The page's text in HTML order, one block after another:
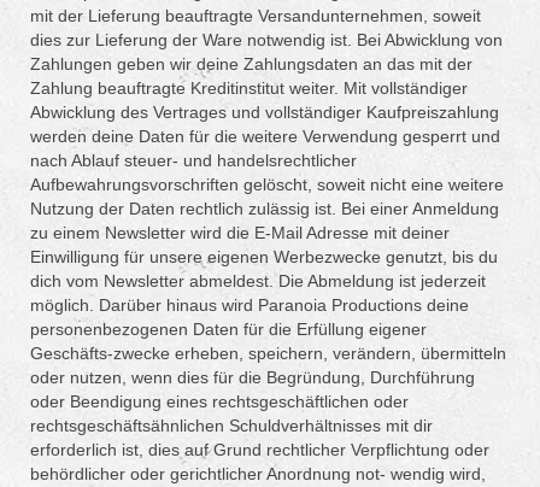
mit der Lieferung beauftragte Versandunternehmen, soweit
dies zur Lieferung der Ware notwendig ist. Bei Abwicklung von
Zahlungen geben wir deine Zahlungsdaten an das mit der
Zahlung beauftragte Kreditinstitut weiter. Mit vollständiger
Abwicklung des Vertrages und vollständiger Kaufpreiszahlung
werden deine Daten für die weitere Verwendung gesperrt und
nach Ablauf steuer- und handelsrechtlicher
Aufbewahrungsvorschriften gelöscht, soweit nicht eine weitere
Nutzung der Daten rechtlich zulässig ist. Bei einer Anmeldung
zu einem Newsletter wird die E-Mail Adresse mit deiner
Einwilligung für unsere eigenen Werbezwecke genutzt, bis du
dich vom Newsletter abmeldest. Die Abmeldung ist jederzeit
möglich. Darüber hinaus wird Paranoia Productions deine
personenbezogenen Daten für die Erfüllung eigener
Geschäfts-zwecke erheben, speichern, verändern, übermitteln
oder nutzen, wenn dies für die Begründung, Durchführung
oder Beendigung eines rechtsgeschäftlichen oder
rechtsgeschäftsähnlichen Schuldverhältnisses mit dir
erforderlich ist, dies auf Grund rechtlicher Verpflichtung oder
behördlicher oder gerichtlicher Anordnung not- wendig wird,